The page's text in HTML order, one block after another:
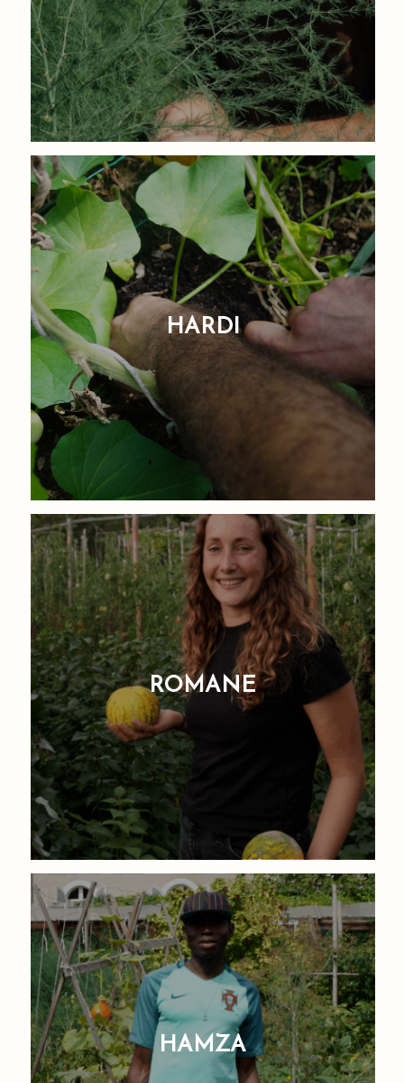
HARDI
ROMANE
HAMZA